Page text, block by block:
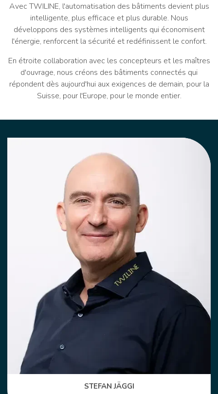
Avec TWILINE, l'automatisation des bâtiments devient plus
intelligente, plus efficace et plus durable. Nous
développons des systèmes intelligents qui économisent
l'énergie, renforcent la sécurité et redéfinissent le confort.
En étroite collaboration avec les concepteurs et les maîtres
d'ouvrage, nous créons des bâtiments connectés qui
répondent dès aujourd'hui aux exigences de demain, pour la
Suisse, pour l'Europe, pour le monde entier.
STEFAN JÄGGI